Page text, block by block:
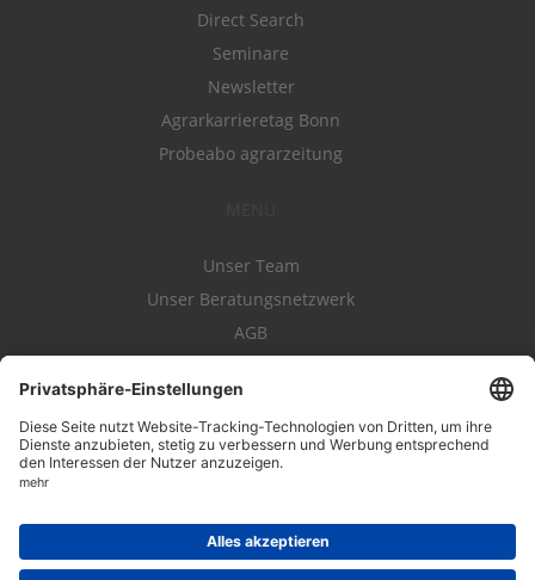
Direct Search
Seminare
Newsletter
Agrarkarrieretag Bonn
Probeabo agrarzeitung
Unser Team
Unser Beratungsnetzwerk
AGB
Datenschutz
Impressum
Kontakt